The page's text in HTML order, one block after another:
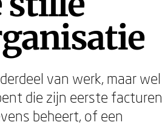
van werk, maar wel
die zijn eerste facturen
beheert, of een